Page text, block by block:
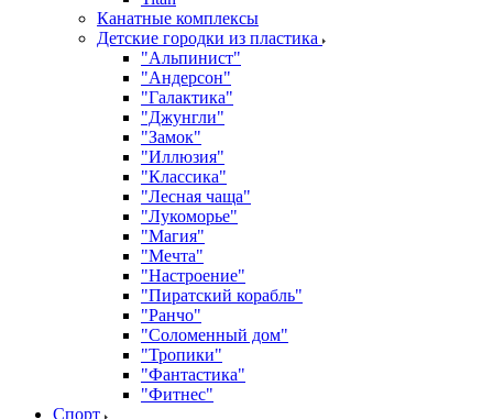
Канатные комплексы
Детские городки из пластика
"Альпинист"
"Андерсон"
"Галактика"
"Джунгли"
"Замок"
"Иллюзия"
"Классика"
"Лесная чаща"
"Лукоморье"
"Магия"
"Мечта"
"Настроение"
"Пиратский корабль"
"Ранчо"
"Соломенный дом"
"Тропики"
"Фантастика"
"Фитнес"
Спорт